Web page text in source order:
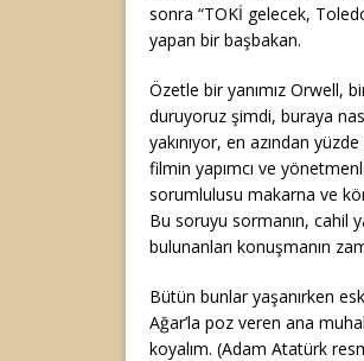
sonra “TOKİ gelecek,
yapan bir başbakan.
Özetle bir yanımız Orwell,
duruyoruz şimdi, buraya
yakınıyor, en azından
filmin yapımcı ve
sorumlulusu makarna ve
Bu soruyu sormanın, cahil
bulunanları konuşmanın
Bütün bunlar yaşanırken
Ağar’la poz veren ana
koyalım. (Adam Atatürk